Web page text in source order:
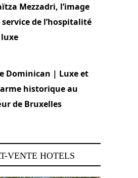
Mezzadri, l’image
de l’hospitalité
Dominican | Luxe et
historique au
de Bruxelles
VENTE HOTELS